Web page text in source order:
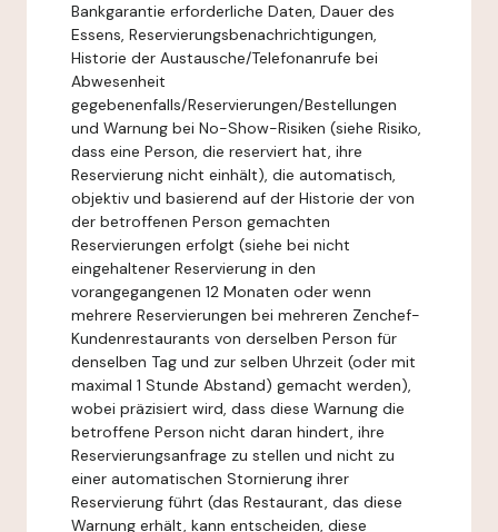
Bankgarantie erforderliche Daten, Dauer des
Essens, Reservierungsbenachrichtigungen,
Historie der Austausche/Telefonanrufe bei
Abwesenheit
gegebenenfalls/Reservierungen/Bestellungen
und Warnung bei No-Show-Risiken (siehe Risiko,
dass eine Person, die reserviert hat, ihre
Reservierung nicht einhält), die automatisch,
objektiv und basierend auf der Historie der von
der betroffenen Person gemachten
Reservierungen erfolgt (siehe bei nicht
eingehaltener Reservierung in den
vorangegangenen 12 Monaten oder wenn
mehrere Reservierungen bei mehreren Zenchef-
Kundenrestaurants von derselben Person für
denselben Tag und zur selben Uhrzeit (oder mit
maximal 1 Stunde Abstand) gemacht werden),
wobei präzisiert wird, dass diese Warnung die
betroffene Person nicht daran hindert, ihre
Reservierungsanfrage zu stellen und nicht zu
einer automatischen Stornierung ihrer
Reservierung führt (das Restaurant, das diese
Warnung erhält, kann entscheiden, diese